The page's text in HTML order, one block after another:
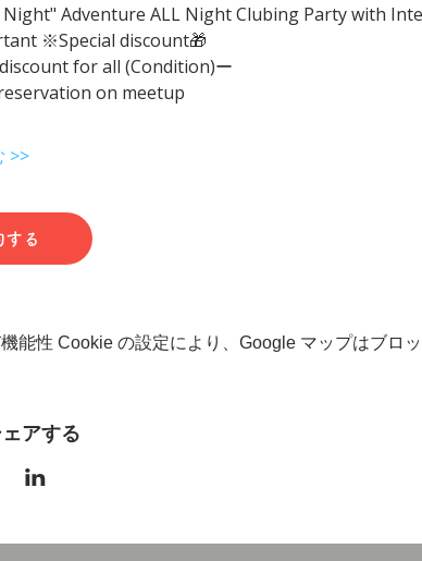
Night" Adventure ALL Night Clubing Party with
※Special discount🎁
for all (Condition)ー
on meetup
>>
する
能性 Cookie の設定により、Google マップはブロッ
アする